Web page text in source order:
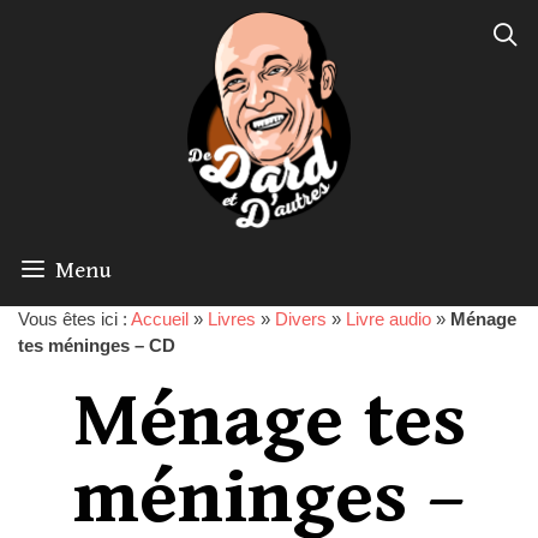
Menu
Vous êtes ici : Accueil » Livres » Divers » Livre audio » Ménage
tes méninges – CD
Ménage tes
méninges –